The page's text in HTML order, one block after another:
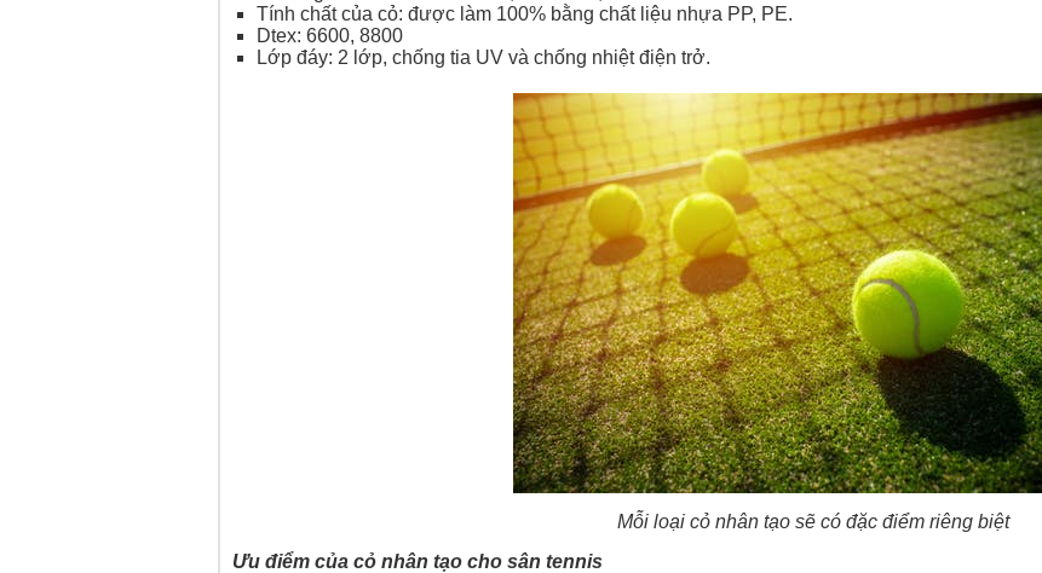
Tính chất của cỏ: được làm 100% bằng chất liệu nhựa PP, PE.
Dtex: 6600, 8800
Lớp đáy: 2 lớp, chống tia UV và chống nhiệt điện trở.
Mỗi loại cỏ nhân tạo sẽ có đặc điểm riêng biệt
Ưu điểm của cỏ nhân tạo cho sân tennis